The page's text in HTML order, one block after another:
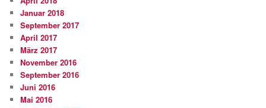
Januar 2018
September 2017
April 2017
März 2017
November 2016
September 2016
Juni 2016
Mai 2016